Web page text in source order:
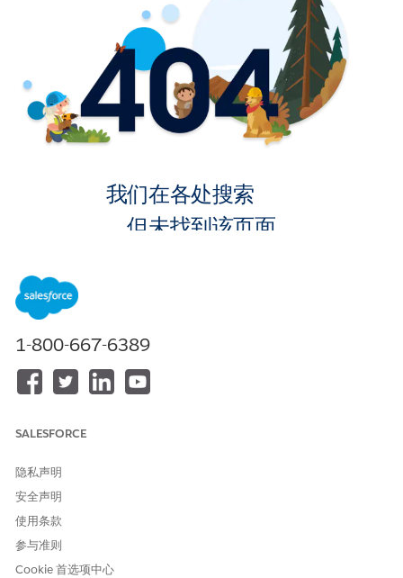
我们在各处搜索
，但未找到该页面。
1-800-667-6389
SALESFORCE
隐私声明
安全声明
使用条款
参与准则
Cookie 首选项中心